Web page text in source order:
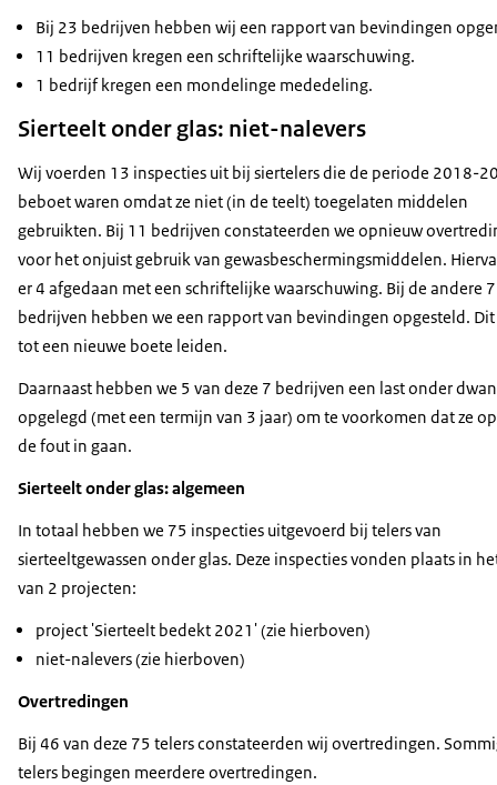
Bij 23 bedrijven hebben wij een rapport van bevindingen
11 bedrijven kregen een schriftelijke waarschuwing.
1 bedrijf kregen een mondelinge mededeling.
Sierteelt onder glas: niet-nalevers
Wij voerden 13 inspecties uit bij siertelers die de periode 2018-
beboet waren omdat ze niet (in de teelt) toegelaten middelen
gebruikten. Bij 11 bedrijven constateerden we opnieuw
voor het onjuist gebruik van gewasbeschermingsmiddelen.
er 4 afgedaan met een schriftelijke waarschuwing. Bij de andere 7
bedrijven hebben we een rapport van bevindingen opgesteld.
tot een nieuwe boete leiden.
Daarnaast hebben we 5 van deze 7 bedrijven een last onder
opgelegd (met een termijn van 3 jaar) om te voorkomen dat ze
de fout in gaan.
Sierteelt onder glas: algemeen
In totaal hebben we 75 inspecties uitgevoerd bij telers van
sierteeltgewassen onder glas. Deze inspecties vonden plaats in
van 2 projecten:
project 'Sierteelt bedekt 2021' (zie hierboven)
niet-nalevers (zie hierboven)
Overtredingen
Bij 46 van deze 75 telers constateerden wij overtredingen.
telers begingen meerdere overtredingen.